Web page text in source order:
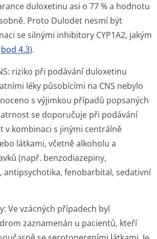
duloxetinu asi o 77 % a hodnotu
Proto Dulodet nesmí být
se silnými inhibitory CYP1A2, jakým
bod 4.3).
: riziko při podávání duloxetinu
léky působícími na CNS nebylo
s výjimkou případů popsaných
se doporučuje při podávání
v kombinaci s jinými centrálně
látkami, včetně alkoholu a
(např. benzodiazepiny,
fenobarbital, sedativní
Ve vzácných případech byl
zaznamenán u pacientů, kteří